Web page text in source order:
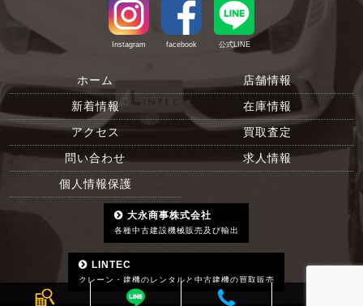
Instagram facebook 公式LINE
ホーム 店舗情報
新着情報 在庫情報
アクセス 買取査定
問い合わせ 求人情報
個人情報保護
大永商事株式会社
各種中古建設機械販売及び輸出
LINTEC
クレーン・建機のレンタルと中古建機の買取販売